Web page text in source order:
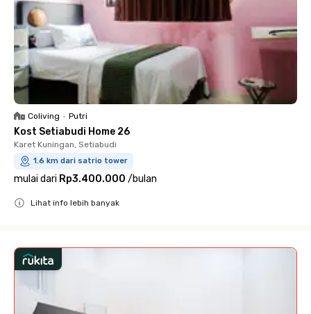
Coliving • Putri
Kost Setiabudi Home 26
Karet Kuningan, Setiabudi
1.6 km dari satrio tower
mulai dari Rp3.400.000 /bulan
Lihat info lebih banyak